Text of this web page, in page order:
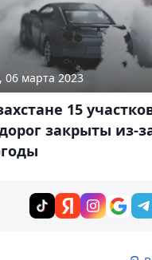
06 марта 2023
15
закрыты из-